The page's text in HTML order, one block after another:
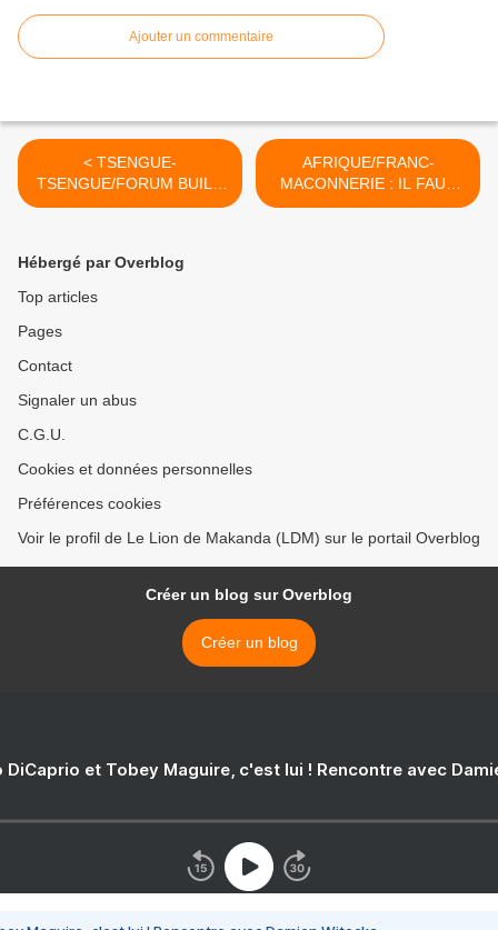
Ajouter un commentaire
< TSENGUE-
TSENGUE/FORUM BUILD
AFRICA : LES AFRICAINS
MAIS DESORMAIS "LES
AUTRES LE FERONT
AFRIQUE/FRANC-
MACONNERIE : IL FAUT
COMBATTRE LA CHAIR
Hébergé par Overblog
Top articles
Pages
Contact
Signaler un abus
C.G.U.
Cookies et données personnelles
Préférences cookies
Voir le profil de Le Lion de Makanda (LDM) sur le portail Overblog
Créer un blog sur Overblog
Créer un blog
DiCaprio et Tobey Maguire, c'est lui ! Rencontre avec